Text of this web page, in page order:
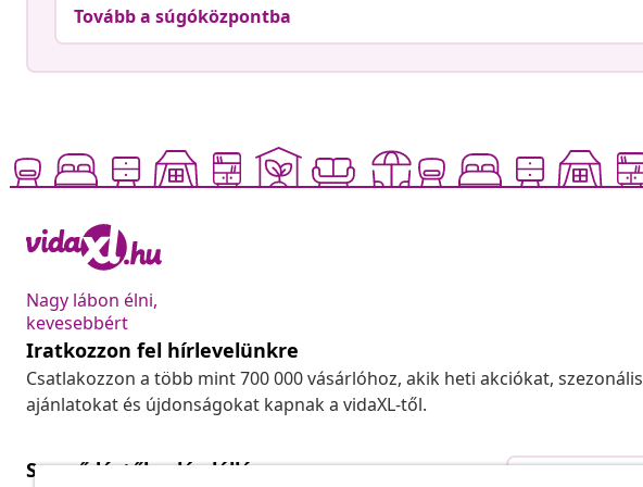
Tovább a súgóközpontba
Nagy lábon élni,
kevesebbért
Iratkozzon fel hírlevelünkre
Csatlakozzon a több mint 700 000 vásárlóhoz, akik heti akciókat, szezonális
ajánlatokat és újdonságokat kapnak a vidaXL-től.
Szerződéstől való elállás